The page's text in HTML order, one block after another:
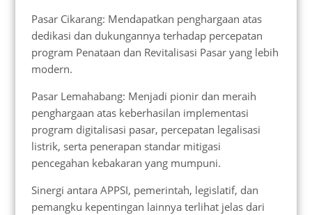
Pasar Cikarang: Mendapatkan penghargaan atas
dedikasi dan dukungannya terhadap percepatan
program Penataan dan Revitalisasi Pasar yang lebih
modern.
Pasar Lemahabang: Menjadi pionir dan meraih
penghargaan atas keberhasilan implementasi
program digitalisasi pasar, percepatan legalisasi
listrik, serta penerapan standar mitigasi
pencegahan kebakaran yang mumpuni.
Sinergi antara APPSI, pemerintah, legislatif, dan
pemangku kepentingan lainnya terlihat jelas dari